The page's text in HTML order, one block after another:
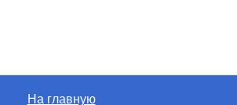
На главную